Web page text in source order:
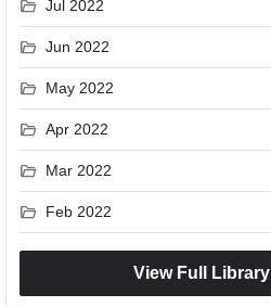
folder_open Jul 2022
folder_open Jun 2022
folder_open May 2022
folder_open Apr 2022
folder_open Mar 2022
folder_open Feb 2022
View Full Library